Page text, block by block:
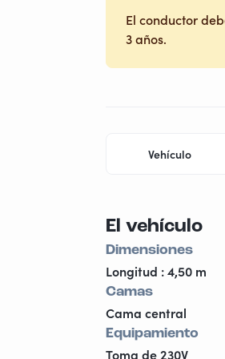
El conductor
3 años.
Vehículo
El vehículo
Dimensiones
Longitud : 4,50 m
Camas
Cama central
Equipamiento
Toma de 230V